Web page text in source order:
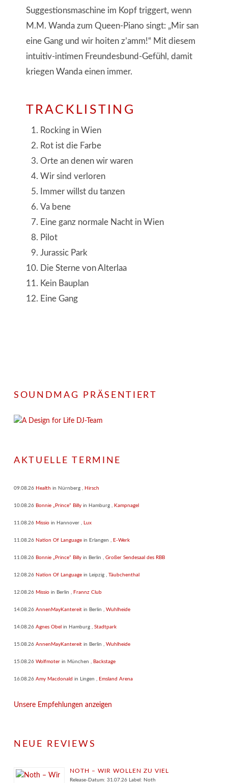
Suggestionsmaschine im Kopf triggert, wenn
M.M. Wanda zum Queen-Piano singt: „Mir san
eine Gang und wir hoiten z’amm!“ Mit diesem
intuitiv-intimen Freundesbund-Gefühl, damit
kriegen Wanda einen immer.
TRACKLISTING
Rocking in Wien
Rot ist die Farbe
Orte an denen wir waren
Wir sind verloren
Immer willst du tanzen
Va bene
Eine ganz normale Nacht in Wien
Pilot
Jurassic Park
Die Sterne von Alterlaa
Kein Bauplan
Eine Gang
SOUNDMAG PRÄSENTIERT
AKTUELLE TERMINE
09.08.26 Health in Nürnberg , Hirsch
10.08.26 Bonnie „Prince“ Billy in Hamburg , Kampnagel
11.08.26 Missio in Hannover , Lux
11.08.26 Nation Of Language in Erlangen , E-Werk
11.08.26 Bonnie „Prince“ Billy in Berlin , Großer Sendesaal des RBB
12.08.26 Nation Of Language in Leipzig , Täubchenthal
12.08.26 Missio in Berlin , Frannz Club
14.08.26 AnnenMayKantereit in Berlin , Wuhlheide
14.08.26 Agnes Obel in Hamburg , Stadtpark
15.08.26 AnnenMayKantereit in Berlin , Wuhlheide
15.08.26 Wolfmoter in München , Backstage
16.08.26 Amy Macdonald in Lingen , Emsland Arena
Unsere Empfehlungen anzeigen
NEUE REVIEWS
NOTH – WIR WOLLEN ZU VIEL
Release-Datum: 31.07.26 Label: Noth